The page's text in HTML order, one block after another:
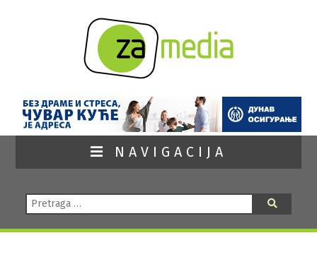
NAVIGACIJA
Pretraga: